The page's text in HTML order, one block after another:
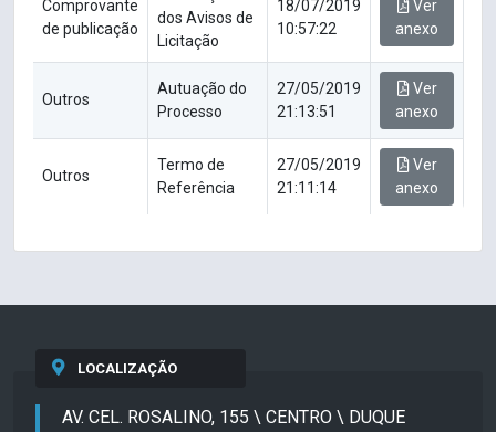
Comprovante
de publicação
dos Avisos de
Licitação
18/07/2019
10:57:22
Ver
anexo
Outros
Autuação do
Processo
27/05/2019
21:13:51
Ver
anexo
Outros
Termo de
Referência
27/05/2019
21:11:14
Ver
anexo
LOCALIZAÇÃO
AV. CEL. ROSALINO, 155 \ CENTRO \ DUQUE